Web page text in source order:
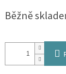
cena:
Běžně